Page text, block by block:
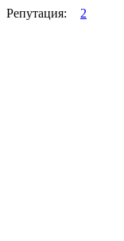
Репутация: 2